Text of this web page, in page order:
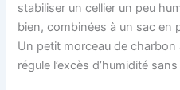
stabiliser un cellier un peu
bien, combinées à un sac en
Un petit morceau de
régule l’excès d’humidité